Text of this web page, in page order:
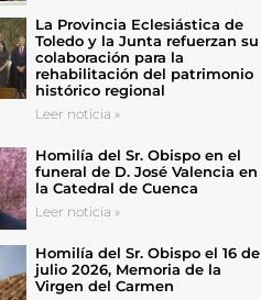
La Provincia Eclesiástica de
Toledo y la Junta refuerzan su
colaboración para la
rehabilitación del patrimonio
histórico regional
Leer noticia »
Homilía del Sr. Obispo en el
funeral de D. José Valencia en
la Catedral de Cuenca
Leer noticia »
Homilía del Sr. Obispo el 16 de
julio 2026, Memoria de la
Virgen del Carmen